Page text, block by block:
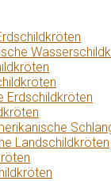
Erdschildkröten
Landschildkröten